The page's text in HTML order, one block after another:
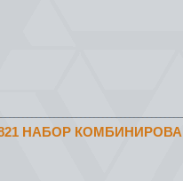
НАБОР